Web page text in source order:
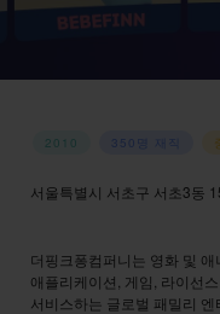
2010 350명 재직
서울특별시 서초구 서초3동
더핑크퐁컴퍼니는 영화 및
애플리케이션, 게임, 라이선
서비스하는 글로벌 패밀리 엔